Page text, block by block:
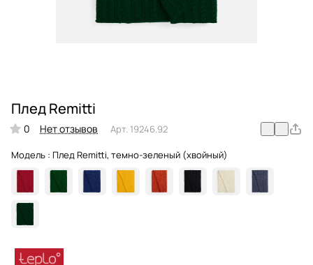
Плед Remitti
0 Нет отзывов Арт. 19246.92
Модель : Плед Remitti, темно-зеленый (хвойный)